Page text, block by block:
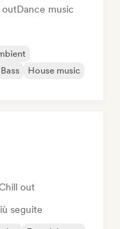
outDance music
House music
out
seguite